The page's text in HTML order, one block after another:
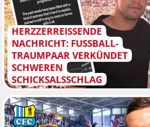
HERZZERREISSENDE N
ACHRICHT: FUSSBALL-TR
AUMPAAR VERKÜNDET SC
HWEREN SC
HICKSALSSCHLAG